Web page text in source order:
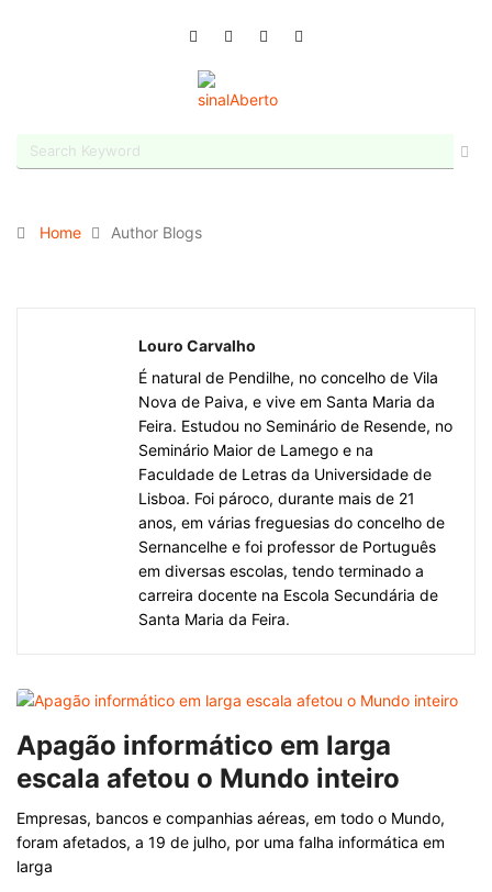
Home Author Blogs
Louro Carvalho
É natural de Pendilhe, no concelho de Vila
Nova de Paiva, e vive em Santa Maria da
Feira. Estudou no Seminário de Resende, no
Seminário Maior de Lamego e na
Faculdade de Letras da Universidade de
Lisboa. Foi pároco, durante mais de 21
anos, em várias freguesias do concelho de
Sernancelhe e foi professor de Português
em diversas escolas, tendo terminado a
carreira docente na Escola Secundária de
Santa Maria da Feira.
Apagão informático em larga
escala afetou o Mundo inteiro
Empresas, bancos e companhias aéreas, em todo o Mundo,
foram afetados, a 19 de julho, por uma falha informática em
larga